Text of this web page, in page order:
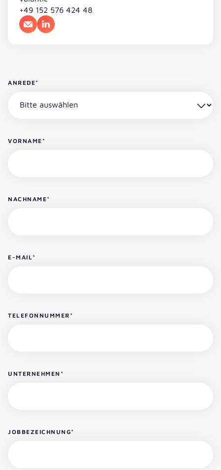
+49 152 576 424 48
E-MailLinkedIn
ANREDE*
VORNAME *
NACHNAME*
E-MAIL *
TELEFONNUMMER *
UNTERNEHMEN *
JOBBEZEICHNUNG*